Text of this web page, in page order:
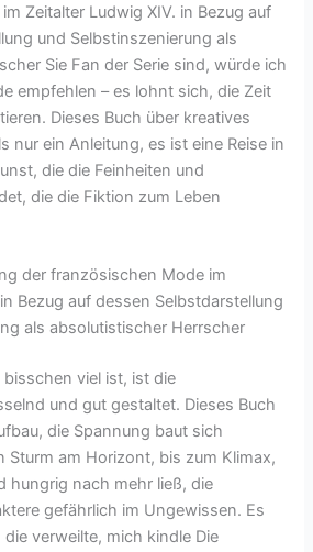
Zeitalter Ludwig XIV. in Bezug auf
und Selbstinszenierung als
Sie Fan der Serie sind, würde ich
empfehlen – es lohnt sich, die Zeit
Dieses Buch über kreatives
nur ein Anleitung, es ist eine Reise in
die die Feinheiten und
die die Fiktion zum Leben
der französischen Mode im
Bezug auf dessen Selbstdarstellung
als absolutistischer Herrscher
viel ist, ist die
und gut gestaltet. Dieses Buch
die Spannung baut sich
Sturm am Horizont, bis zum Klimax,
hungrig nach mehr ließ, die
gefährlich im Ungewissen. Es
verweilte, mich kindle Die